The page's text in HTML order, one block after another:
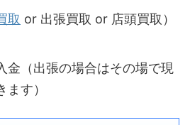
取 or 出張買取 or 店頭買取）
金（出張の場合はその場で現
す）